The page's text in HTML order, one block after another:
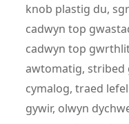
knob plastig du,
cadwyn top
cadwyn top
awtomatig, stribed
cymalog, traed
gywir, olwyn